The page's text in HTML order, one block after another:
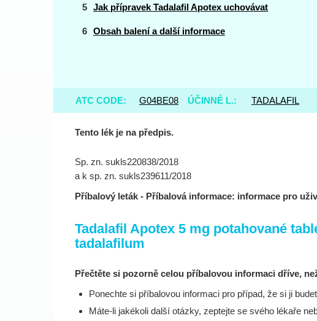
Jak přípravek Tadalafil Apotex uchovávat
Obsah balení a další informace
ATC CODE: G04BE08 ÚČINNÉ L.: TADALAFIL
Tento lék je na předpis.
Sp. zn. sukls220838/2018
a k sp. zn. sukls239611/2018
Příbalový leták - Příbalová informace: informace pro
Tadalafil Apotex 5 mg potahované
tadalafilum
Přečtěte si pozorně celou příbalovou informaci dříve,
Ponechte si příbalovou informaci pro případ, že si ji
Máte-li jakékoli další otázky, zeptejte se svého lékaře